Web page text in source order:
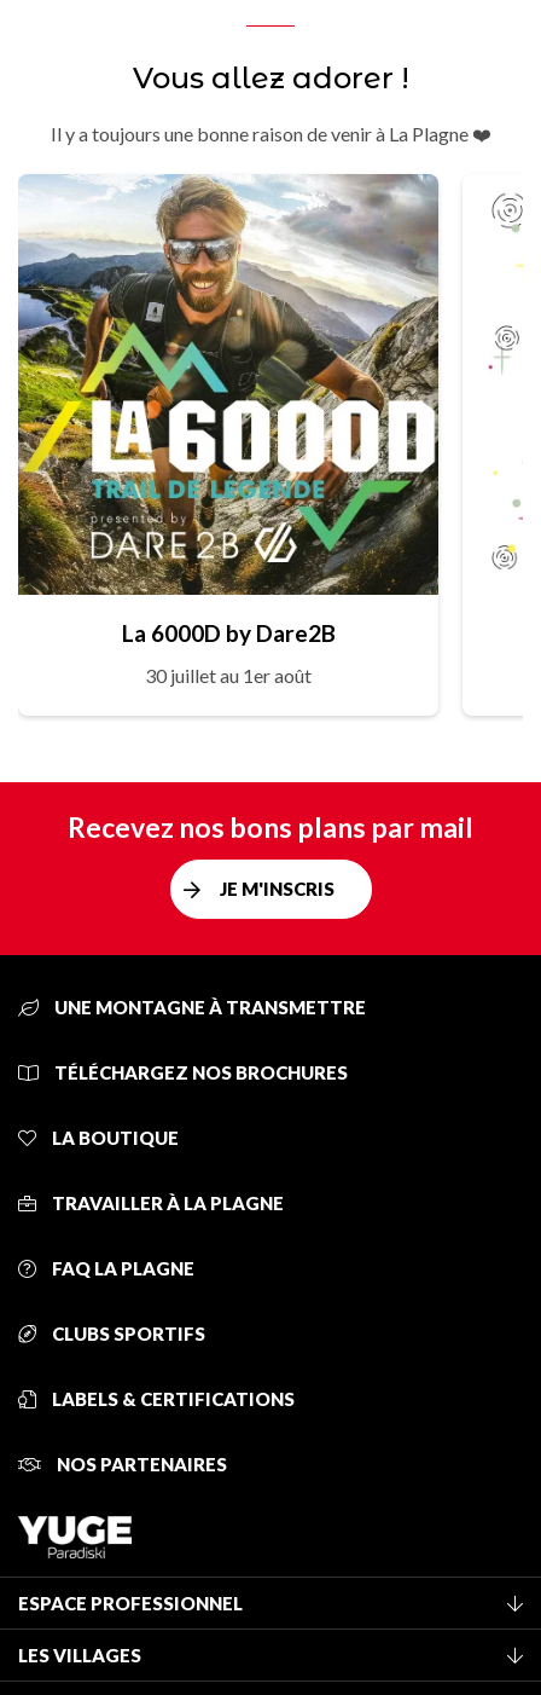
Vous allez adorer !
Il y a toujours une bonne raison de venir à La Plagne ❤️
La 6000D by Dare2B
30 juillet au 1er août
Recevez nos bons plans par mail
JE M'INSCRIS
UNE MONTAGNE À TRANSMETTRE
TÉLÉCHARGEZ NOS BROCHURES
LA BOUTIQUE
TRAVAILLER À LA PLAGNE
FAQ LA PLAGNE
CLUBS SPORTIFS
LABELS & CERTIFICATIONS
NOS PARTENAIRES
ESPACE PROFESSIONNEL
Classement des meublés
LES VILLAGES